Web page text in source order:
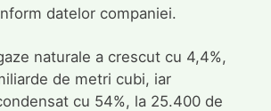
datelor companiei.
naturale a crescut cu 4,4%,
de metri cubi, iar
cu 54%, la 25.400 de